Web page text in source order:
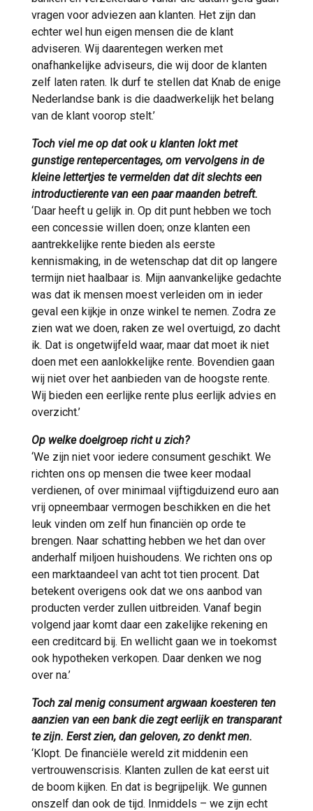
vragen voor adviezen aan klanten. Het zijn dan
echter wel hun eigen mensen die de klant
adviseren. Wij daarentegen werken met
onafhankelijke adviseurs, die wij door de klanten
zelf laten raten. Ik durf te stellen dat Knab de enige
Nederlandse bank is die daadwerkelijk het belang
van de klant voorop stelt.’
Toch viel me op dat ook u klanten lokt met
gunstige rentepercentages, om vervolgens in de
kleine lettertjes te vermelden dat dit slechts een
introductierente van een paar maanden betreft.
‘Daar heeft u gelijk in. Op dit punt hebben we toch
een concessie willen doen; onze klanten een
aantrekkelijke rente bieden als eerste
kennismaking, in de wetenschap dat dit op langere
termijn niet haalbaar is. Mijn aanvankelijke gedachte
was dat ik mensen moest verleiden om in ieder
geval een kijkje in onze winkel te nemen. Zodra ze
zien wat we doen, raken ze wel overtuigd, zo dacht
ik. Dat is ongetwijfeld waar, maar dat moet ik niet
doen met een aanlokkelijke rente. Bovendien gaan
wij niet over het aanbieden van de hoogste rente.
Wij bieden een eerlijke rente plus eerlijk advies en
overzicht.’
Op welke doelgroep richt u zich?
‘We zijn niet voor iedere consument geschikt. We
richten ons op mensen die twee keer modaal
verdienen, of over minimaal vijftigduizend euro aan
vrij opneembaar vermogen beschikken en die het
leuk vinden om zelf hun financiën op orde te
brengen. Naar schatting hebben we het dan over
anderhalf miljoen huishoudens. We richten ons op
een marktaandeel van acht tot tien procent. Dat
betekent overigens ook dat we ons aanbod van
producten verder zullen uitbreiden. Vanaf begin
volgend jaar komt daar een zakelijke rekening en
een creditcard bij. En wellicht gaan we in toekomst
ook hypotheken verkopen. Daar denken we nog
over na.’
Toch zal menig consument argwaan koesteren ten
aanzien van een bank die zegt eerlijk en transparant
te zijn. Eerst zien, dan geloven, zo denkt men.
‘Klopt. De financiële wereld zit middenin een
vertrouwenscrisis. Klanten zullen de kat eerst uit
de boom kijken. En dat is begrijpelijk. We gunnen
onszelf dan ook de tijd. Inmiddels – we zijn echt